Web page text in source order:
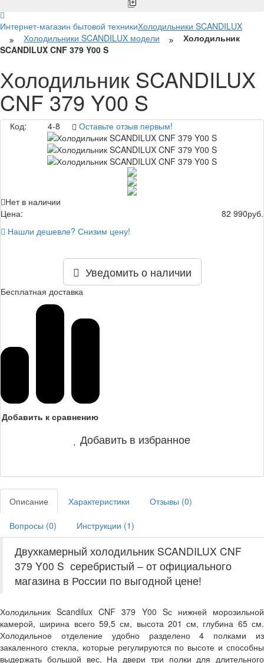
Интернет-магазин бытовой техникиХолодильники SCANDILUX
Холодильники SCANDILUX модели
Холодильник
SCANDILUX CNF 379 Y00 S
Холодильник SCANDILUX
CNF 379 Y00 S
Код: 4-8 Оставьте отзыв первым!
Нет в наличии
Цена:
82 990руб.
Нашли дешевле? Снизим цену!
Уведомить о наличии
Бесплатная доставка
Добавить к сравнению
Добавить в избранное
Описание Характеристики Отзывы (0)
Вопросы (0) Инструкции (1)
Двухкамерный холодильник SCANDILUX CNF
379 Y00 S серебристый – от официального
магазина в России по выгодной цене!
Холодильник Scandilux CNF 379 Y00 Sс нижней морозильной
камерой, ширина всего 59,5 см, высота 201 см, глубина 65 см.
Холодильное отделение удобно разделено 4 полками из
закаленного стекла, которые регулируются по высоте и способны
выдержать большой вес. На двери три полки для длительного